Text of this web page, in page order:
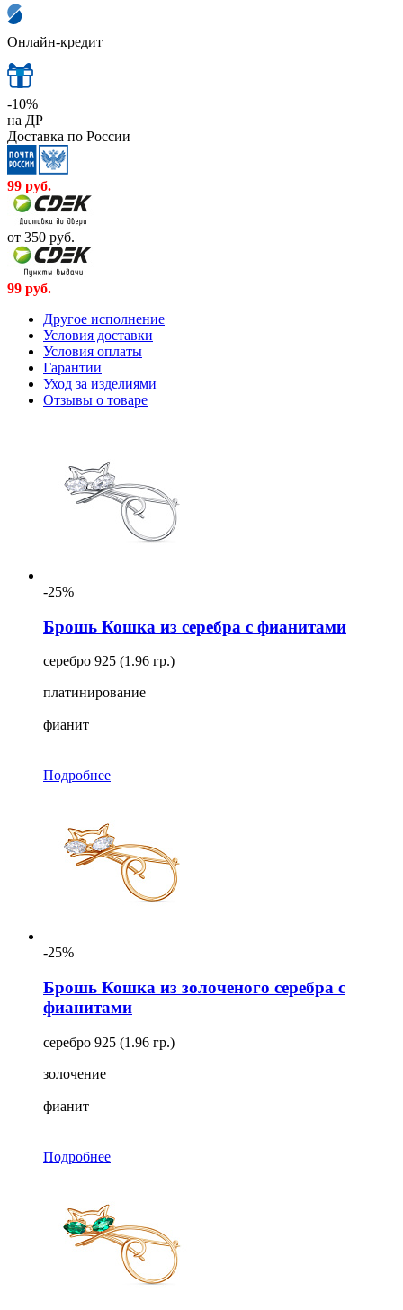
Онлайн-кредит
-10%
на ДР
Доставка по России
99 руб.
от 350 руб.
99 руб.
Другое исполнение
Условия доставки
Условия оплаты
Гарантии
Уход за изделиями
Отзывы о товаре
-25%
Брошь Кошка из серебра с фианитами
серебро 925 (1.96 гр.)
платинирование
фианит
Подробнее
-25%
Брошь Кошка из золоченого серебра с
фианитами
серебро 925 (1.96 гр.)
золочение
фианит
Подробнее